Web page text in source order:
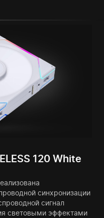
120 White
синхронизации
сигнал
световыми эффектами